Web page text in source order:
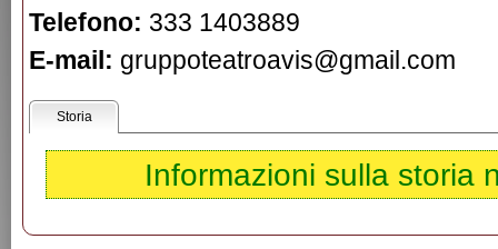
Telefono: 333 1403889
E-mail: gruppoteatroavis@gmail.com
Storia
Informazioni sulla storia